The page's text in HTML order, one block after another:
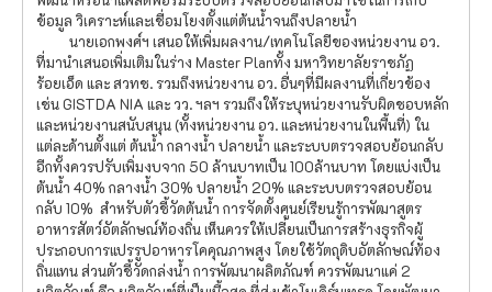
ข้อมูล วิเคราะห์และเชื่อมโยงตั้งแต่ต้นน้ำจนถึงปลายน้ำ
นายเอกพงศ์ฯ เสนอให้เพิ่มผลงาน/เทคโนโลยีของหน่วยงาน อว.
ที่มานำเสนอเพิ่มเติมในร่าง Master Planทั้ง มหาวิทยาลัยราชภัฏ
ร้อยเอ็ด และ สวทช. รวมถึงหน่วยงาน อว. อื่นๆที่มีผลงานที่เกี่ยวข้อง
เช่น GISTDA NIA และ วว. ฯลฯ รวมถึงให้ระบุหน่วยงานรับผิดชอบหลัก
และหน่วยงานสนับสนุน (ทั้งหน่วยงาน อว. และหน่วยงานในพื้นที่) ใน
แต่ละด้านตั้งแต่ ต้นน้ำ กลางน้ำ ปลายน้ำ และระบบตรวจสอบย้อนกลับ
อีกทั้งควรปรับเพิ่มงบจาก 50 ล้านบาทเป็น 100ล้านบาท โดยแบ่งเป็น
ต้นน้ำ 40% กลางน้ำ 30% ปลายน้ำ 20% และระบบตรวจสอบย้อน
กลับ 10% สำหรับตัวชี้วัดต้นน้ำ การจัดตั้งศูนย์เรียนรู้การพัฒาสูตร
อาหารสัตว์อัตลักษณ์ท้องถิ่น เห็นควรให้เปลี่ยนเป็นการสร้างธุรกิจผู้
ประกอบการแปรรูปอาหารโคคุณภาพสูง โดยใช้วัตถุดิบอัตลักษณ์ท้อง
ถิ่นแทน ส่วนตัวชี้วัดกล่งน้ำ การพัฒนาผลิตภัณฑ์ ควรพัฒนาแค่ 2